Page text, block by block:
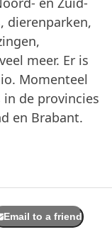
dierenparken,
meer. Er is
Momenteel
de provincies
en Brabant.
Email to a friend